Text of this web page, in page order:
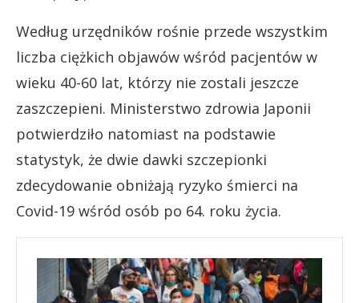
Według urzędników rośnie przede wszystkim
liczba ciężkich objawów wśród pacjentów w
wieku 40-60 lat, którzy nie zostali jeszcze
zaszczepieni. Ministerstwo zdrowia Japonii
potwierdziło natomiast na podstawie
statystyk, że dwie dawki szczepionki
zdecydowanie obniżają ryzyko śmierci na
Covid-19 wśród osób po 64. roku życia.